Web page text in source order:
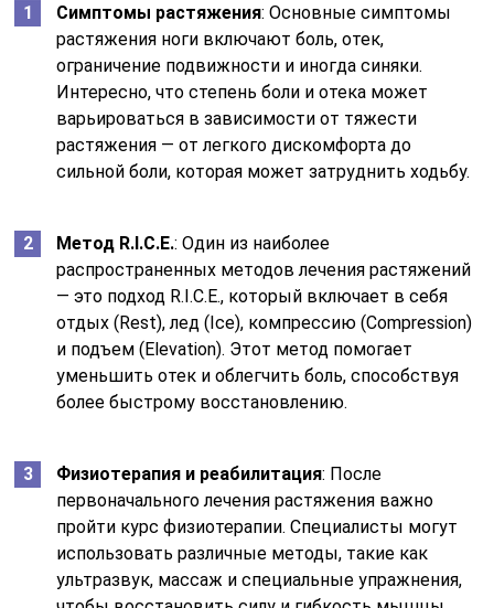
Симптомы растяжения: Основные симптомы
растяжения ноги включают боль, отек,
ограничение подвижности и иногда синяки.
Интересно, что степень боли и отека может
варьироваться в зависимости от тяжести
растяжения — от легкого дискомфорта до
сильной боли, которая может затруднить ходьбу.
Метод R.I.C.E.: Один из наиболее
распространенных методов лечения растяжений
— это подход R.I.C.E., который включает в себя
отдых (Rest), лед (Ice), компрессию (Compression)
и подъем (Elevation). Этот метод помогает
уменьшить отек и облегчить боль, способствуя
более быстрому восстановлению.
Физиотерапия и реабилитация: После
первоначального лечения растяжения важно
пройти курс физиотерапии. Специалисты могут
использовать различные методы, такие как
ультразвук, массаж и специальные упражнения,